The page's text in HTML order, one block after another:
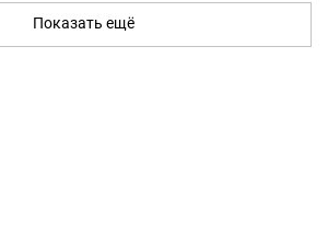
Показать ещё